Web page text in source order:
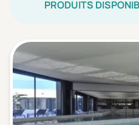
PRODUITS